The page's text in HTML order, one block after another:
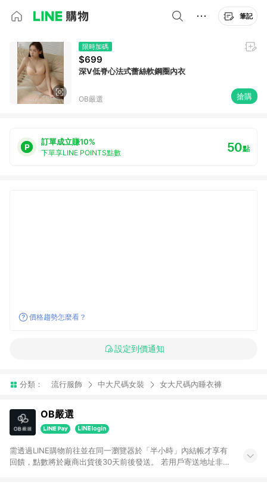
筆記
限時加碼
$699
深V低脊心法式蕾絲軟鋼圈內衣
OB嚴選 搶購
訂單成立賺10%
下單享LINE POINTS點數 50點
價格趨勢怎麼看？
設定到價通知
分類： 流行服飾 中大尺碼女裝 女大尺碼內睡衣褲
OB嚴選
需透過LINE購物前往並在同一瀏覽器於「半小時」內結帳才享有
回饋，點數將於廠商出貨後30天前後發送。 若用戶寄送地址非台